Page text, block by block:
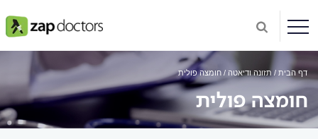
דף הבית תזונה ודיאטה חומצה פולית
חומצה פולית